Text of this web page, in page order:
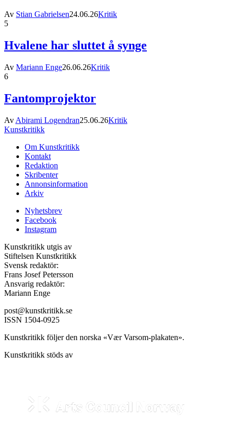
Av Stian Gabrielsen24.06.26Kritik
5
Hvalene har sluttet å synge
Av Mariann Enge26.06.26Kritik
6
Fantomprojektor
Av Abirami Logendran25.06.26Kritik
Kunstkritikk
Om Kunstkritikk
Kontakt
Redaktion
Skribenter
Annonsinformation
Arkiv
Nyhetsbrev
Facebook
Instagram
Kunstkritikk utgis av
Stiftelsen Kunstkritikk
Svensk redaktör:
Frans Josef Petersson
Ansvarig redaktör:
Mariann Enge
post@kunstkritikk.se
ISSN 1504-0925
Kunstkritikk följer den norska «Vær Varsom-plakaten».
Kunstkritikk stöds av